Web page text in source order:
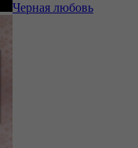
Черная любовь